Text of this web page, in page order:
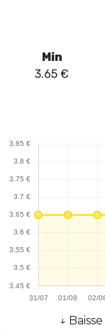
Min
3.65 €
↓ Baisse